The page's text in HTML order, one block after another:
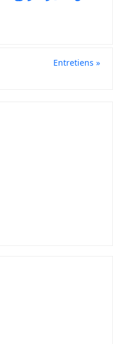
Entretiens »